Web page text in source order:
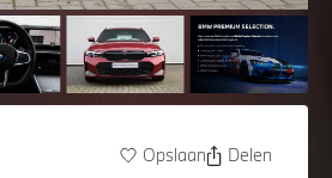
Opslaan Delen